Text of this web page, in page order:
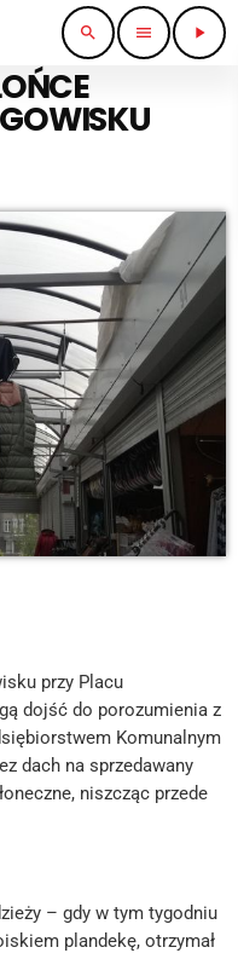
search menu play_arrow
przy Placu
dojść do porozumienia z
Komunalnym
dach na sprzedawany
niszcząc przede
– gdy w tym tygodniu
plandekę, otrzymał